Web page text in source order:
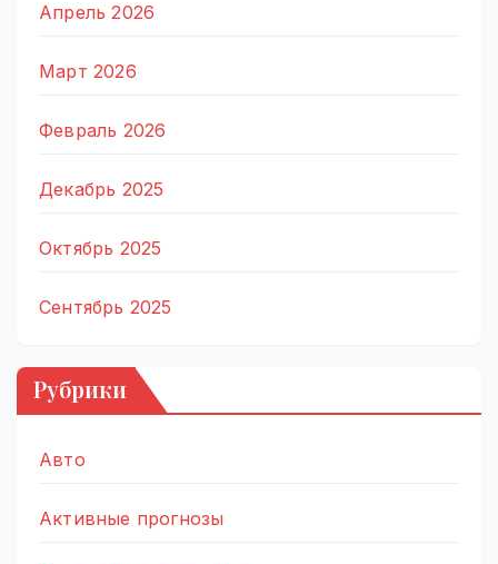
Апрель 2026
Март 2026
Февраль 2026
Декабрь 2025
Октябрь 2025
Сентябрь 2025
Рубрики
Авто
Активные прогнозы